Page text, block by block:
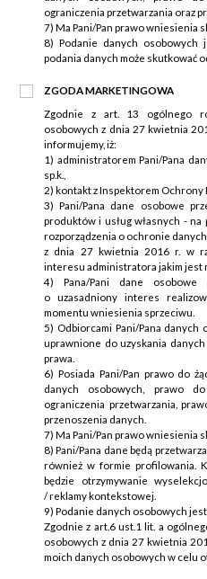
ograniczenia przetwarzania oraz
7) Ma Pani/Pan prawo wniesienia
8) Podanie danych osobowych
podania danych może skutkować
ZGODA MARKETINGOWA
Zgodnie z art. 13 ogólnego
osobowych z dnia 27 kwietnia
informujemy, iż:
1) administratorem Pani/Pana
sp.k.,
2) kontakt z Inspektorem Ochrony
3) Pani/Pana dane osobowe
produktów i usług własnych -
rozporządzenia o ochronie
z dnia 27 kwietnia 2016 r. w
interesu administratora jakim jest
4) Pana/Pani dane osobowe
o uzasadniony interes
momentu wniesienia sprzeciwu.
5) Odbiorcami Pani/Pana danych
uprawnione do uzyskania
prawa.
6) Posiada Pani/Pan prawo do
danych osobowych, prawo
ograniczenia przetwarzania,
przenoszenia danych.
7) Ma Pani/Pan prawo wniesienia
8) Pani/Pana dane będą
również w formie profilowania.
będzie otrzymywanie
/ reklamy kontekstowej.
9) Podanie danych osobowych
Zgodnie z art.6 ust.1 lit. a
osobowych z dnia 27 kwietnia
moich danych osobowych w celu